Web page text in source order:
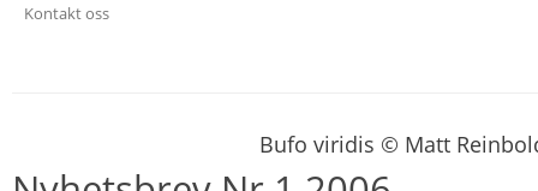
Kontakt oss
Bufo viridis © Matt